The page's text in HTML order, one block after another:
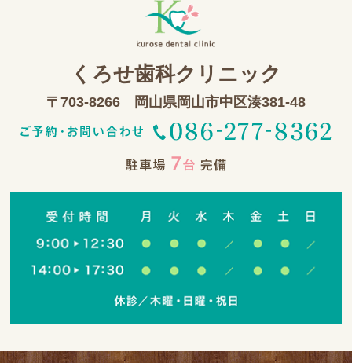
くろせ歯科クリニック
〒703-8266 岡山県岡山市中区湊381-48